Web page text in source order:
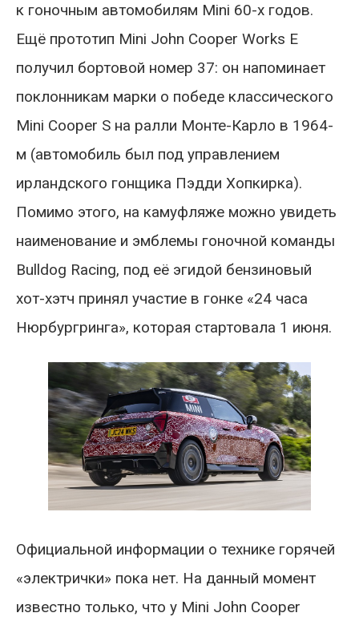
к гоночным автомобилям Mini 60-х годов.
Ещё прототип Mini John Cooper Works E
получил бортовой номер 37: он напоминает
поклонникам марки о победе классического
Mini Cooper S на ралли Монте-Карло в 1964-
м (автомобиль был под управлением
ирландского гонщика Пэдди Хопкирка).
Помимо этого, на камуфляже можно увидеть
наименование и эмблемы гоночной команды
Bulldog Racing, под её эгидой бензиновый
хот-хэтч принял участие в гонке «24 часа
Нюрбургринга», которая стартовала 1 июня.
Официальной информации о технике горячей
«электрички» пока нет. На данный момент
известно только, что у Mini John Cooper